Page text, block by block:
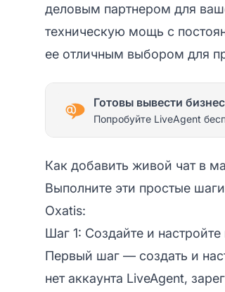
деловым партнером для
техническую мощь с
ее отличным выбором для
Готовы вывести
Попробуйте LiveAgent
Как добавить живой чат в
Выполните эти простые
Oxatis:
Шаг 1: Создайте и настройте
Первый шаг — создать и
нет аккаунта LiveAgent,